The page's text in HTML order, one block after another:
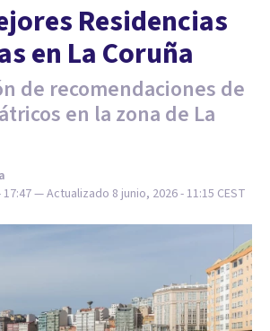
Residencias
en La Coruña
de recomendaciones de
en la zona de La
17:47— Actualizado 8 junio, 2026 - 11:15 CEST